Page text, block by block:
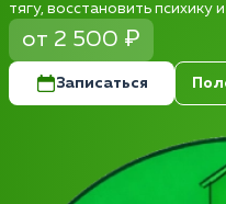
тягу, восстановить психику
от 2 500 ₽
Записаться